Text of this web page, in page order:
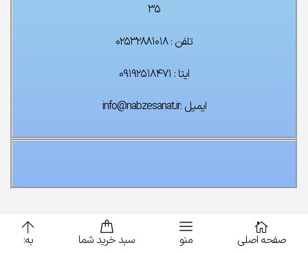
صفحه اصلی منو سبد خرید شما به:
۳۵
تلفن : ۰۲۵۳۲۸۸۱۰۱۸
ایتا : ۰۹۱۹۲۵۱۸۴۷۱
ایمیل :info@nabzesanat.ir